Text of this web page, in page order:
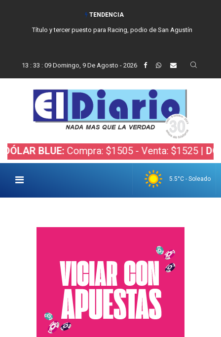
TENDENCIA
Título y tercer puesto para Racing, podio de San Agustín
13 : 33 : 10 Domingo, 9 De Agosto - 2026
BLUE:Compra: $1505 - Venta: $1525 |DÓLAR
5.5°C - Soleado